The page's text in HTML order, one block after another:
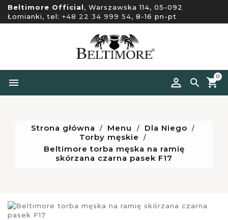
Beltimore Official, Warszawska 114, 05-092
Łomianki, tel: +48 22 34 999 54, 8-16 pn-pt


0
Strona główna Menu
Dla Niego
Torby męskie
Beltimore torba męska na ramię
skórzana czarna pasek F17